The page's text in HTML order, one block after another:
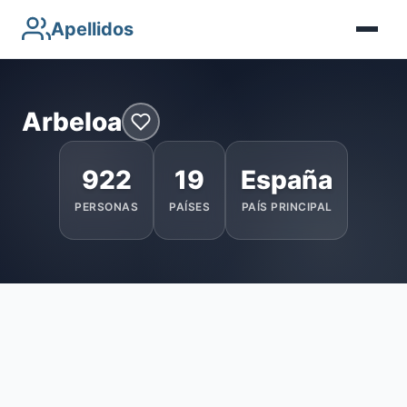
Apellidos
Arbeloa
922
PERSONAS
19
PAÍSES
España
PAÍS PRINCIPAL